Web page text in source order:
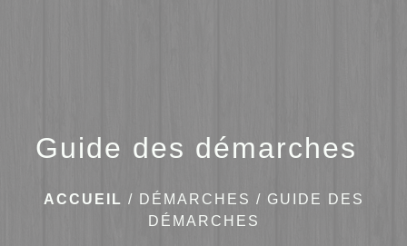
Guide des démarches
ACCUEIL / DÉMARCHES / GUIDE DES
DÉMARCHES